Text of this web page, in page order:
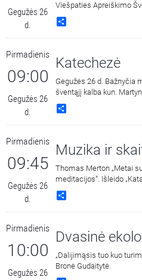
Gegužės 26
d.
Viešpaties Apreiškimo
Marijos radijuje Kaune.
Pirmadienis
09:00
Gegužės 26
d.
Katechezė
Gegužės 26 d. Bažnyčia
šventąjį kalba kun.
Pirmadienis
09:45
Gegužės 26
d.
Muzika ir
Thomas Merton „Metai
meditacijos“. Išleido
Skaito Dalius
Pirmadienis
10:00
Gegužės 26
Dvasinė
„Dalijimąsis tuo kuo
Bronė Gudaitytė.